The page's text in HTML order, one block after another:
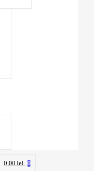
0,00lei 0